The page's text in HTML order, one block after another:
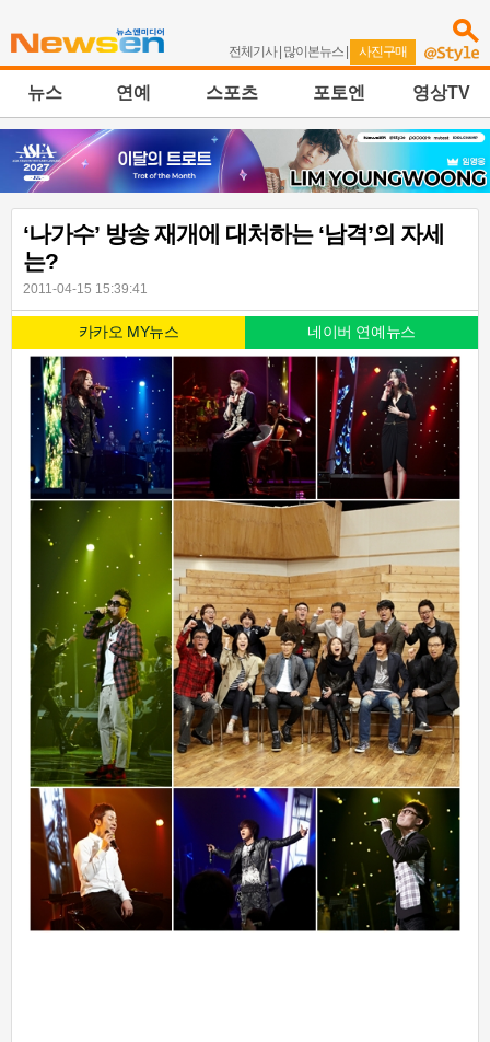
전체기사| 많이본뉴스 | 사진구매
뉴스 연예 스포츠 포토엔 영상TV
‘나가수’ 방송 재개에 대처하는 ‘남격’의 자세
는?
2011-04-15 15:39:41
카카오 MY뉴스 네이버 연예뉴스